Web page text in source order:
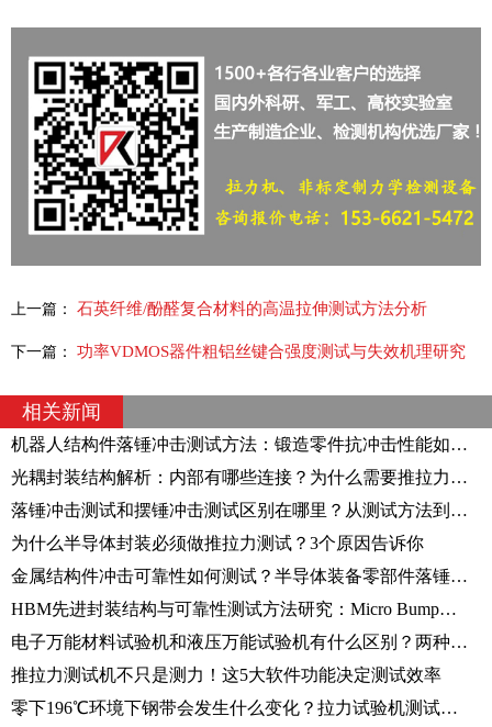
上一篇： 石英纤维/酚醛复合材料的高温拉伸测试方法分析
下一篇： 功率VDMOS器件粗铝丝键合强度测试与失效机理研究
相关新闻
机器人结构件落锤冲击测试方法：锻造零件抗冲击性能如何评价？
光耦封装结构解析：内部有哪些连接？为什么需要推拉力测试仪验证？
落锤冲击测试和摆锤冲击测试区别在哪里？从测试方法到应用场景解析
为什么半导体封装必须做推拉力测试？3个原因告诉你
金属结构件冲击可靠性如何测试？半导体装备零部件落锤冲击试验方法解析
HBM先进封装结构与可靠性测试方法研究：Micro Bump剪切测试技术解析
电子万能材料试验机和液压万能试验机有什么区别？两种试验机选型建议
推拉力测试机不只是测力！这5大软件功能决定测试效率
零下196℃环境下钢带会发生什么变化？拉力试验机测试全过程解析